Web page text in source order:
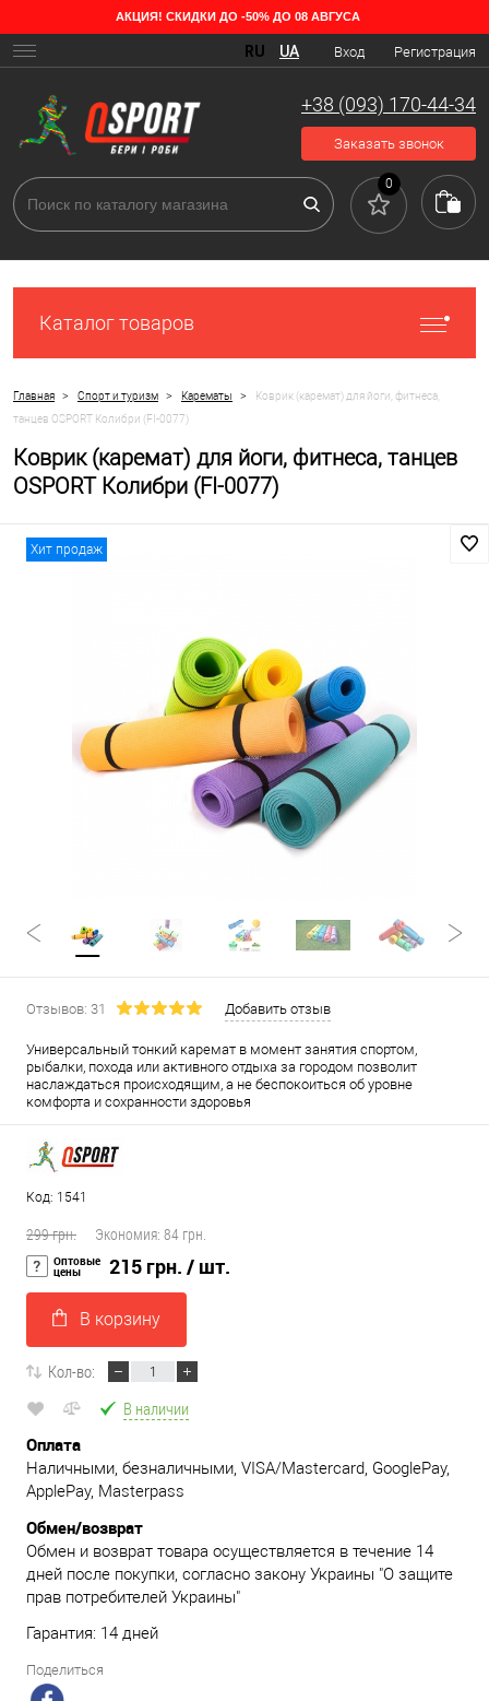
АКЦИЯ! СКИДКИ ДО -50% ДО 08 АВГУСА
Вход Регистрация
RU UA
+38 (093) 170-44-34
Заказать звонок
0
Каталог товаров
Главная > Спорт и туризм > Карематы >
Коврик (каремат) для йоги, фитнеса,
танцев OSPORT Колибри (FI-0077)
Коврик (каремат) для йоги, фитнеса, танцев
OSPORT Колибри (FI-0077)
Хит продаж
Отзывов: 31 Добавить отзыв
Универсальный тонкий каремат в момент занятия спортом,
рыбалки, похода или активного отдыха за городом позволит
наслаждаться происходящим, а не беспокоиться об уровне
комфорта и сохранности здоровья
Код: 1541
299 грн. Экономия: 84 грн.
Оптовые
цены 215 грн. / шт.
В корзину
Кол-во:
В наличии
Оплата
Наличными, безналичными, VISA/Mastercard, GooglePay,
ApplePay, Masterpass
Обмен/возврат
Обмен и возврат товара осуществляется в течение 14
дней после покупки, согласно закону Украины "О защите
прав потребителей Украины"
Гарантия: 14 дней
Поделиться